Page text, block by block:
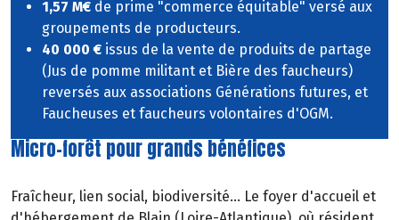
1,57 M€ de prime "commerce équitable" versé aux
groupements de producteurs.
40 000 € issus de la vente de produits de partage
(Jus de pomme militant et Bière des faucheurs)
reversés aux associations Générations futures, et
Faucheuses et faucheurs volontaires d'OGM.
Micro-forêt pour grands bénéfices
Fraîcheur, lien social, biodiversité... Le foyer d'accueil et